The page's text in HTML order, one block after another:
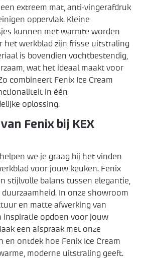
extreem mat, anti-vingerafdruk
oppervlak. Kleine
kunnen met warmte worden
het werkblad zijn frisse uitstraling
is bovendien vochtbestendig,
wat het ideaal maakt voor
combineert Fenix Ice Cream
in één
oplossing.
Fenix bij KEX
we je graag bij het vinden
voor jouw keuken. Fenix
stijlvolle balans tussen elegantie,
duurzaamheid. In onze showroom
en matte afwerking van
inspiratie opdoen voor jouw
een afspraak met onze
en ontdek hoe Fenix Ice Cream
moderne uitstraling geeft.